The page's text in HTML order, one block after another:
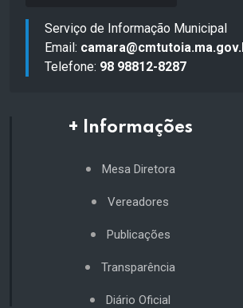
Serviço de Informação Municipal
Email:
Telefone: 98 98812-8287
+ Informações
Mesa Diretora
Vereadores
Publicações
Transparência
Diário Oficial